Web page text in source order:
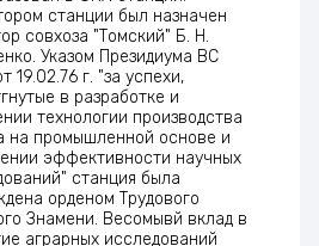
станции был назначен
совхоза "Томский" Б. Н.
Указом Президиума ВС
19.02.76 г. "за успехи,
в разработке и
технологии производства
на промышленной основе и
эффективности научных
станция была
орденом Трудового
Знамени. Весомывй вклад в
аграрных исследований